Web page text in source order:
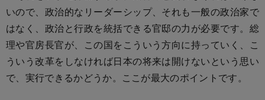
いので、政治的なリーダーシップ、それも一般の政治家で
はなく、政治と行政を統括できる官邸の力が必要です。総
理や官房長官が、この国をこういう方向に持っていく、こ
ういう改革をしなければ日本の将来は開けないという思い
で、実行できるかどうか。ここが最大のポイントです。